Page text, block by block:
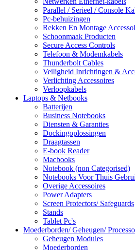
Parallel / Serieel / Console
Pc-behuizingen
Rekken En Montage
Schoonmaak Producten
Secure Access Controls
Telefoon & Modemkabels
Thunderbolt Cables
Veiligheid Inrichtingen &
Verlichting Accessoires
Verloopkabels
Laptops & Netbooks
Batterijen
Business Notebooks
Diensten & Garanties
Dockingoplossingen
Draagtassen
E-book Reader
Macbooks
Notebook (non Categorised)
Notebooks Voor Thuis
Overige Accessoires
Power Adapters
Screen Protectors/ Safeguards
Stands
Tablet Pc's
Moederborden/ Geheugen/
Geheugen Modules
Moederborden